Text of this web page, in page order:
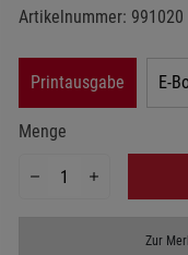
Artikelnummer: 991020
Printausgabe E-
Menge
Zur